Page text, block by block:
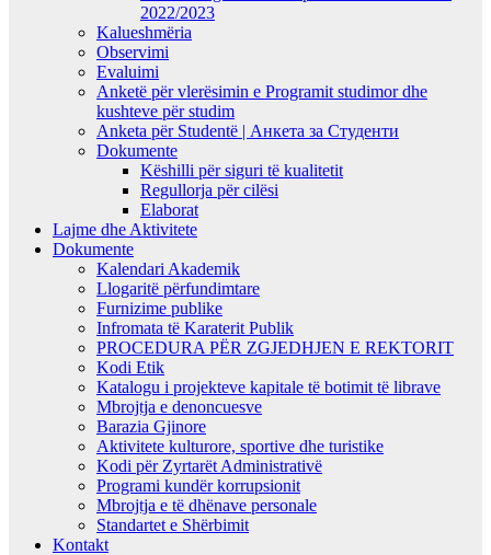
2022/2023
Kalueshmëria
Observimi
Evaluimi
Anketë për vlerësimin e Programit studimor dhe
kushteve për studim
Anketa për Studentë | Анкета за Студенти
Dokumente
Këshilli për siguri të kualitetit
Regullorja për cilësi
Elaborat
Lajme dhe Aktivitete
Dokumente
Kalendari Akademik
Llogaritë përfundimtare
Furnizime publike
Infromata të Karaterit Publik
PROCEDURA PËR ZGJEDHJEN E REKTORIT
Kodi Etik
Katalogu i projekteve kapitale të botimit të librave
Mbrojtja e denoncuesve
Barazia Gjinore
Aktivitete kulturore, sportive dhe turistike
Kodi për Zyrtarët Administrativë
Programi kundër korrupsionit
Mbrojtja e të dhënave personale
Standartet e Shërbimit
Kontakt